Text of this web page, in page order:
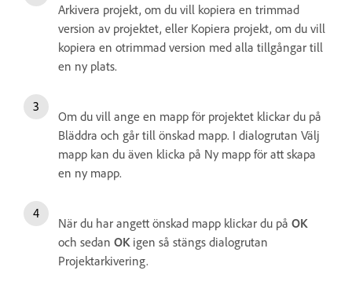
Arkivera projekt, om du vill kopiera en trimmad
version av projektet, eller Kopiera projekt, om du vill
kopiera en otrimmad version med alla tillgångar till
en ny plats.
Om du vill ange en mapp för projektet klickar du på
Bläddra och går till önskad mapp. I dialogrutan Välj
mapp kan du även klicka på Ny mapp för att skapa
en ny mapp.
När du har angett önskad mapp klickar du på OK
och sedan OK igen så stängs dialogrutan
Projektarkivering.